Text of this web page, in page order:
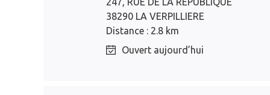
38290 LA VERPILLIERE
Distance : 2.8 km
Ouvert aujourd’hui